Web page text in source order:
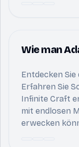
Wie man
Entdecken Sie
Erfahren Sie
Infinite Craft
mit endlosen
erwecken